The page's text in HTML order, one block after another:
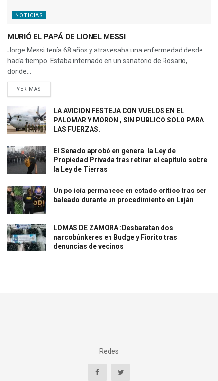
NOTICIAS
MURIÓ EL PAPÁ DE LIONEL MESSI
Jorge Messi tenía 68 años y atravesaba una enfermedad desde
hacía tiempo. Estaba internado en un sanatorio de Rosario,
donde...
VER MAS
LA AVICION FESTEJA CON VUELOS EN EL
PALOMAR Y MORON , SIN PUBLICO SOLO PARA
LAS FUERZAS.
El Senado aprobó en general la Ley de
Propiedad Privada tras retirar el capítulo sobre
la Ley de Tierras
Un policía permanece en estado crítico tras ser
baleado durante un procedimiento en Luján
LOMAS DE ZAMORA :Desbaratan dos
narcobúnkeres en Budge y Fiorito tras
denuncias de vecinos
Redes